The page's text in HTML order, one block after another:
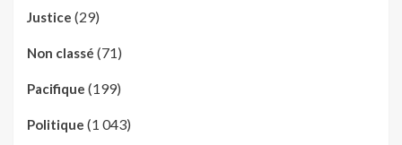
Justice (29)
Non classé (71)
Pacifique (199)
Politique (1 043)